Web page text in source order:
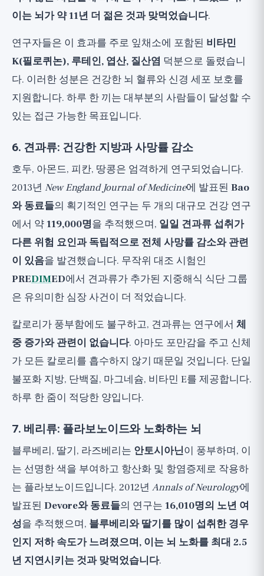
이는 뇌가 약 11년 더 젊은 것과 맞먹었습니다.
연구자들은 이 효과를 주로 잎채소에 포함된 비타민
K(필로퀴논), 루테인, 엽산, 질산염 덕분으로 돌렸습니
다. 이러한 성분은 건강한 뇌 혈류와 신경 세포 보호를
지원합니다. 하루 한 끼는 대부분의 사람들이 달성할 수
있는 접근 가능한 목표입니다.
6. 견과류: 건강한 지방과 사망률 감소
호두, 아몬드, 피칸, 땅콩은 엄격하게 연구되었습니다.
2013년 New England Journal of Medicine에 발표된 Bao
와 동료들의 획기적인 연구는 두 개의 대규모 건강 연구
에서 약119,000명을 추적했으며, 일일 견과류 섭취가
다른 위험 요인과 독립적으로 전체 사망률 감소와 관련
이 있음을 발견했습니다. 무작위 대조 시험인
PREDIMED에서 견과류가 추가된 지중해식 식단 그룹
은 유의미한 심장 사건이 더 적었습니다.
칼로리가 풍부함에도 불구하고, 견과류는 연구에서 체
중 증가와 관련이 없습니다. 아마도 포만감을 주고 신체
가 모든 칼로리를 흡수하지 않기 때문일 것입니다. 단일
불포화 지방, 단백질, 마그네슘, 비타민 E를 제공합니다.
하루 한 줌이 적당한 양입니다.
7. 베리류: 플라보노이드와 노화하는 뇌
블루베리, 딸기, 라즈베리는 안토시아닌이 풍부하며, 이
는 선명한 색을 부여하고 항산화 및 항염증제로 작용하
는 플라보노이드입니다. 2012년 Annals of Neurology에
발표된 Devore와 동료들의 연구는 16,010명의 노년 여
성을 추적했으며, 블루베리와 딸기를 많이 섭취한 경우
인지 저하 속도가 느려졌으며, 이는 뇌 노화를 최대 2.5
년 지연시키는 것과 맞먹었습니다.